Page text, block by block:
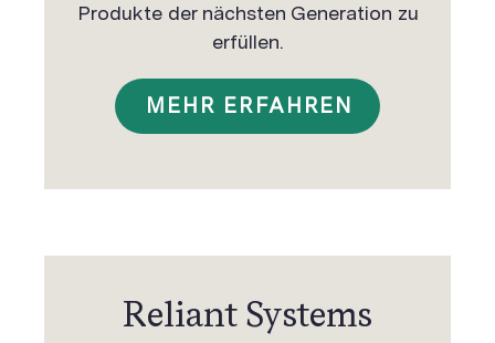
Produkte der nächsten Generation zu
erfüllen.
MEHR ERFAHREN
Reliant Systems